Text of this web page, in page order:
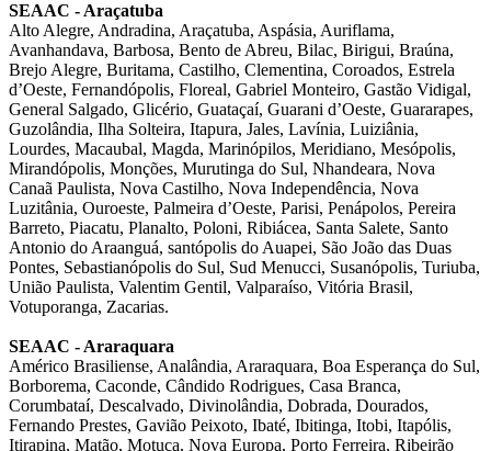
SEAAC - Araçatuba
Alto Alegre, Andradina, Araçatuba, Aspásia, Auriflama,
Avanhandava, Barbosa, Bento de Abreu, Bilac, Birigui, Braúna,
Brejo Alegre, Buritama, Castilho, Clementina, Coroados, Estrela
d’Oeste, Fernandópolis, Floreal, Gabriel Monteiro, Gastão Vidigal,
General Salgado, Glicério, Guataçaí, Guarani d’Oeste, Guararapes,
Guzolândia, Ilha Solteira, Itapura, Jales, Lavínia, Luiziânia,
Lourdes, Macaubal, Magda, Marinópilos, Meridiano, Mesópolis,
Mirandópolis, Monções, Murutinga do Sul, Nhandeara, Nova
Canaã Paulista, Nova Castilho, Nova Independência, Nova
Luzitânia, Ouroeste, Palmeira d’Oeste, Parisi, Penápolos, Pereira
Barreto, Piacatu, Planalto, Poloni, Ribiácea, Santa Salete, Santo
Antonio do Araanguá, santópolis do Auapei, São João das Duas
Pontes, Sebastianópolis do Sul, Sud Menucci, Susanópolis, Turiuba,
União Paulista, Valentim Gentil, Valparaíso, Vitória Brasil,
Votuporanga, Zacarias.
SEAAC - Araraquara
Américo Brasiliense, Analândia, Araraquara, Boa Esperança do Sul,
Borborema, Caconde, Cândido Rodrigues, Casa Branca,
Corumbataí, Descalvado, Divinolândia, Dobrada, Dourados,
Fernando Prestes, Gavião Peixoto, Ibaté, Ibitinga, Itobi, Itapólis,
Itirapina, Matão, Motuca, Nova Europa, Porto Ferreira, Ribeirão